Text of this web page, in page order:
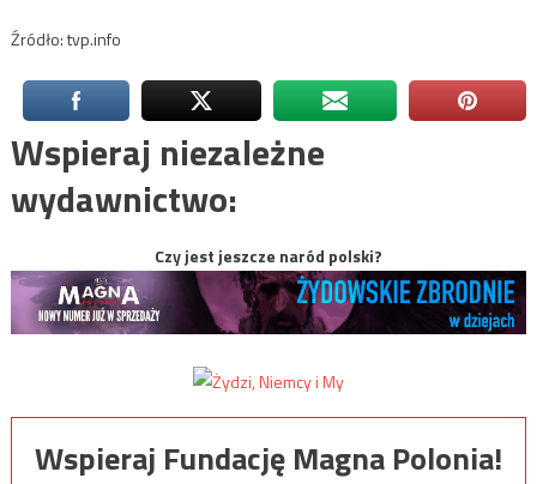
Źródło: tvp.info
Wspieraj niezależne
wydawnictwo:
Czy jest jeszcze naród polski?
Wspieraj Fundację Magna Polonia!